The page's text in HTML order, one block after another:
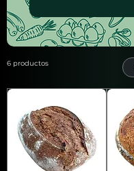
6 productos